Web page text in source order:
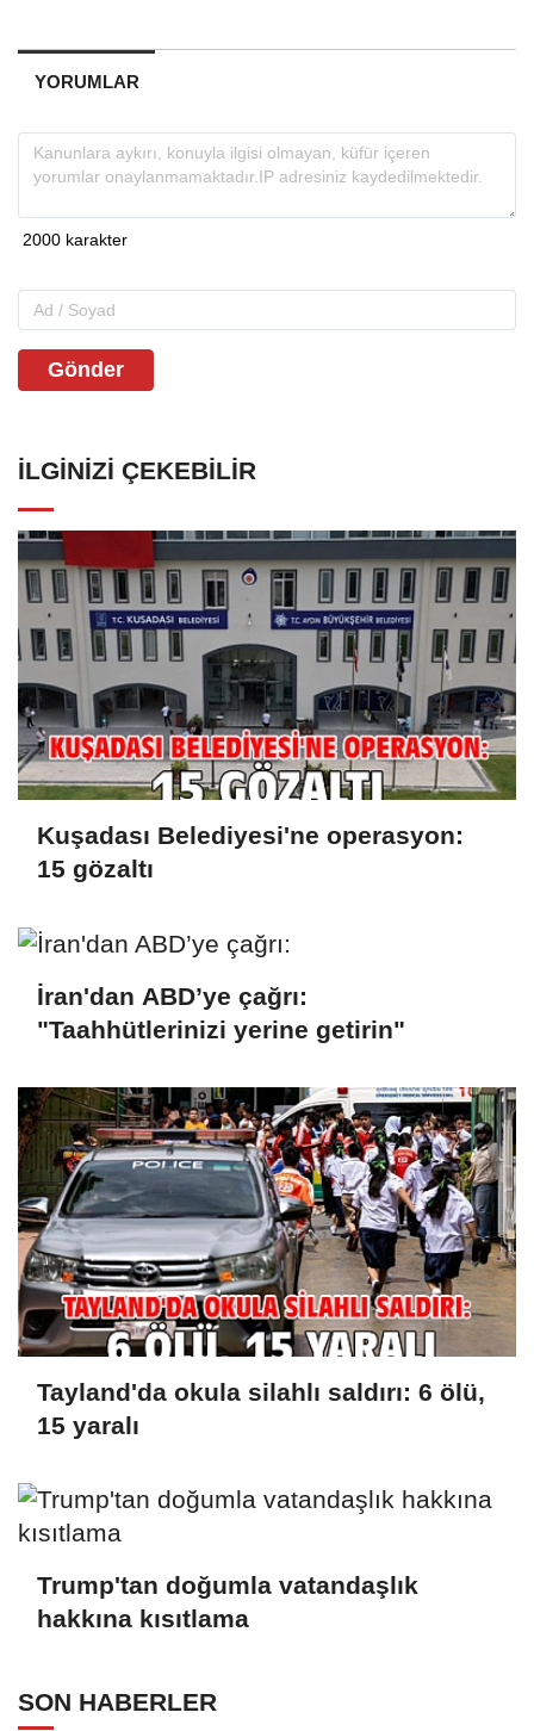
YORUMLAR
Gönder
İLGINIZI ÇEKEBILIR
Kuşadası Belediyesi'ne operasyon:
15 gözaltı
İran'dan ABD’ye çağrı:
"Taahhütlerinizi yerine getirin"
Tayland'da okula silahlı saldırı: 6 ölü,
15 yaralı
Trump'tan doğumla vatandaşlık
hakkına kısıtlama
SON HABERLER